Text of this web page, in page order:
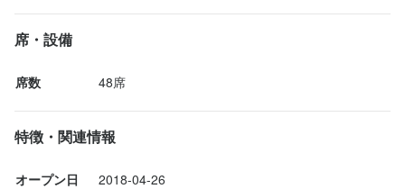
席・設備
席数 48席
特徴・関連情報
オープン日 2018-04-26
あなたの想いが叶えれるよう全力でサポートしていきますので、
少しでもご興味がありましたらお気軽にご応募ください♪
店名
あなたの想いが叶えれるよう全力でサポートしていきますので、
少しでもご興味がありましたらお気軽にご応募ください♪
店名
最終更新日2026/01/16
最終更新日2026/01/16